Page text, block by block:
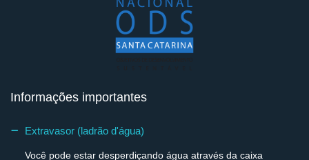
Informações importantes
Extravasor (ladrão d'água)
Você pode estar desperdiçando água através da caixa